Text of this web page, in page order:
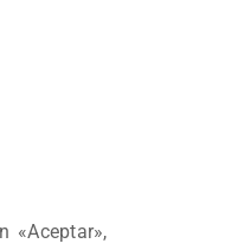
«Aceptar»,